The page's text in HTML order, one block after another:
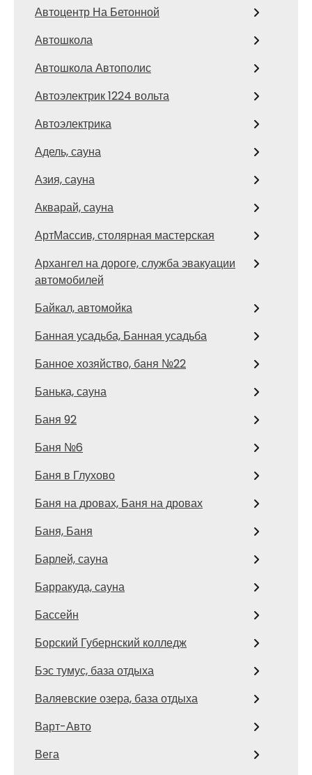
Автоцентр На Бетонной
Автошкола
Автошкола Автополис
Автоэлектрик 1224 вольта
Автоэлектрика
Адель, сауна
Азия, сауна
Акварай, сауна
АртМассив, столярная мастерская
Архангел на дороге, служба эвакуации
автомобилей
Байкал, автомойка
Банная усадьба, Банная усадьба
Банное хозяйство, баня №22
Банька, сауна
Баня 92
Баня №6
Баня в Глухово
Баня на дровах, Баня на дровах
Баня, Баня
Барлей, сауна
Барракуда, сауна
Бассейн
Борский Губернский колледж
Бэс тумус, база отдыха
Валяевские озера, база отдыха
Варт-Авто
Вега